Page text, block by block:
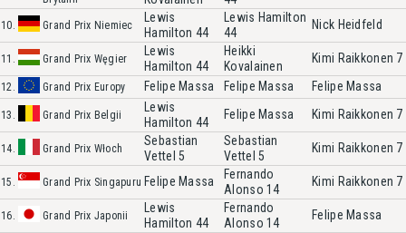
10. Grand Prix Niemiec
Lewis
Hamilton 44
Lewis Hamilton
44
Nick Heidfeld
11. Grand Prix Węgier
Lewis
Hamilton 44
Heikki
Kovalainen
Kimi Raikkonen 7
12. Grand Prix Europy Felipe Massa Felipe Massa Felipe Massa
13. Grand Prix Belgii
Lewis
Hamilton 44
Felipe Massa Kimi Raikkonen 7
14. Grand Prix Włoch
Sebastian
Vettel5
Sebastian
Vettel5
Kimi Raikkonen 7
15. Grand Prix Singapuru Felipe Massa
Fernando
Alonso14
Kimi Raikkonen 7
16. Grand Prix Japonii
Lewis
Hamilton 44
Fernando
Alonso14
Felipe Massa